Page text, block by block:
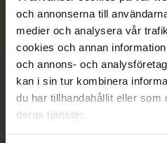
och annonserna till
medier och analysera vår
cookies och annan
och annons- och
kan i sin tur kombinera
du har tillhandahållit eller som
deras tjänster.
Tända ljus
Äldre